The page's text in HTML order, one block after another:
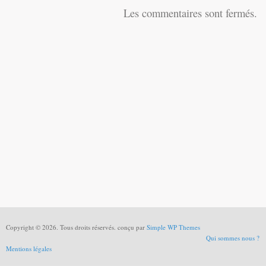
Les commentaires sont fermés.
Copyright © 2026. Tous droits réservés. conçu par Simple WP Themes
Qui sommes nous ?
Mentions légales